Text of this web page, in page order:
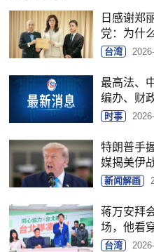
日感谢郑
党：为什
台湾
最高法、
编办、财
时事
特朗普手
媒揭美伊
新闻解画
蒋万安拜
场，他看
台湾